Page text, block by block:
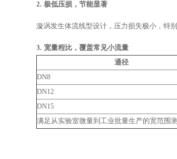
2. 极低压损，节能显著
漩涡发生体流线型设计，压力损失极小，特
3. 宽量程比，覆盖常见小流量
通径
DN8
DN12
DN15
满足从实验室微量到工业批量生产的宽范围测